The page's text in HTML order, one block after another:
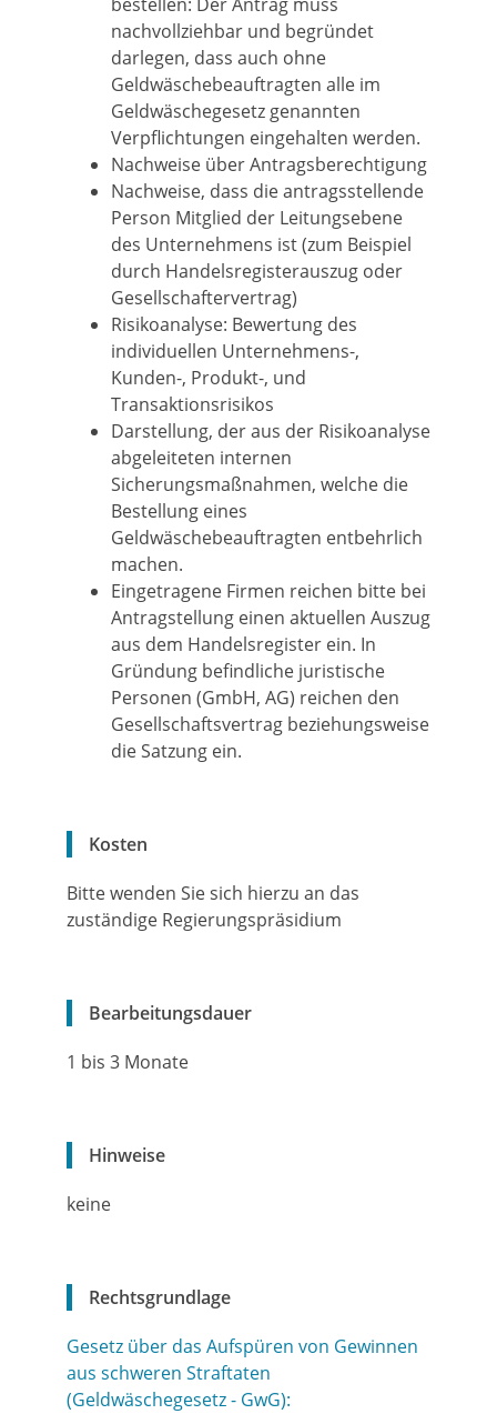
nachvollziehbar und begründet
darlegen, dass auch ohne
Geldwäschebeauftragten alle im
Geldwäschegesetz genannten
Verpflichtungen eingehalten werden.
Nachweise über Antragsberechtigung
Nachweise, dass die antragsstellende
Person Mitglied der Leitungsebene
des Unternehmens ist (zum Beispiel
durch Handelsregisterauszug oder
Gesellschaftervertrag)
Risikoanalyse: Bewertung des
individuellen Unternehmens-,
Kunden-, Produkt-, und
Transaktionsrisikos
Darstellung, der aus der Risikoanalyse
abgeleiteten internen
Sicherungsmaßnahmen, welche die
Bestellung eines
Geldwäschebeauftragten entbehrlich
machen.
Eingetragene Firmen reichen bitte bei
Antragstellung einen aktuellen Auszug
aus dem Handelsregister ein. In
Gründung befindliche juristische
Personen (GmbH, AG) reichen den
Gesellschaftsvertrag beziehungsweise
die Satzung ein.
Kosten
Bitte wenden Sie sich hierzu an das
zuständige Regierungspräsidium
Bearbeitungsdauer
1 bis 3 Monate
Hinweise
keine
Rechtsgrundlage
Gesetz über das Aufspüren von Gewinnen
aus schweren Straftaten
(Geldwäschegesetz - GwG):